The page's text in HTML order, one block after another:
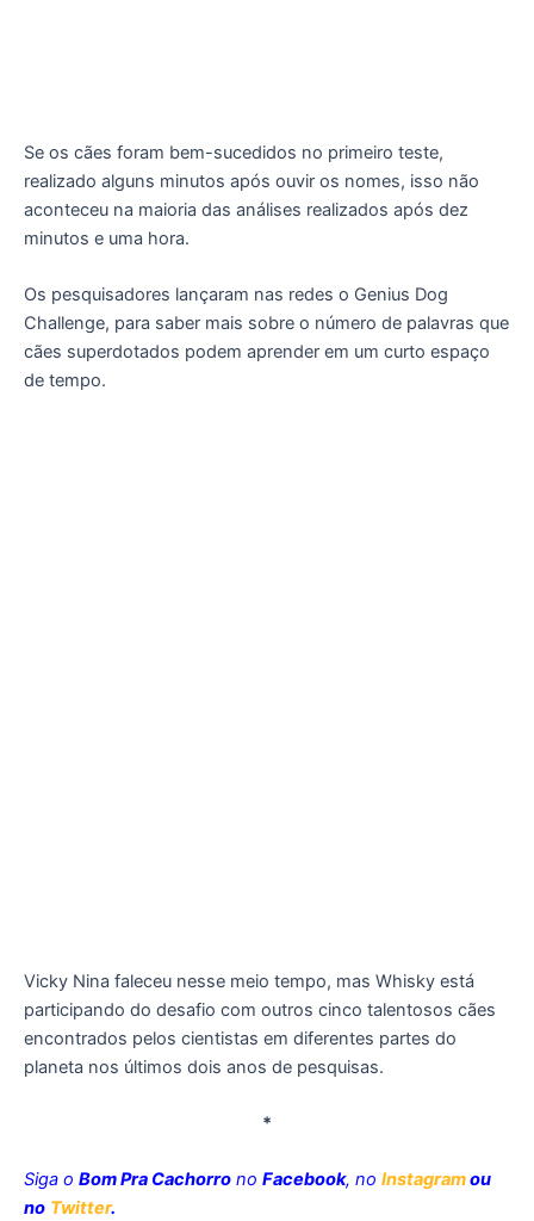
Se os cães foram bem-sucedidos no primeiro teste,
realizado alguns minutos após ouvir os nomes, isso não
aconteceu na maioria das análises realizados após dez
minutos e uma hora.
Os pesquisadores lançaram nas redes o Genius Dog
Challenge, para saber mais sobre o número de palavras que
cães superdotados podem aprender em um curto espaço
de tempo.
Vicky Nina faleceu nesse meio tempo, mas Whisky está
participando do desafio com outros cinco talentosos cães
encontrados pelos cientistas em diferentes partes do
planeta nos últimos dois anos de pesquisas.
*
Siga o Bom Pra Cachorro no Facebook, no Instagramou
no Twitter.